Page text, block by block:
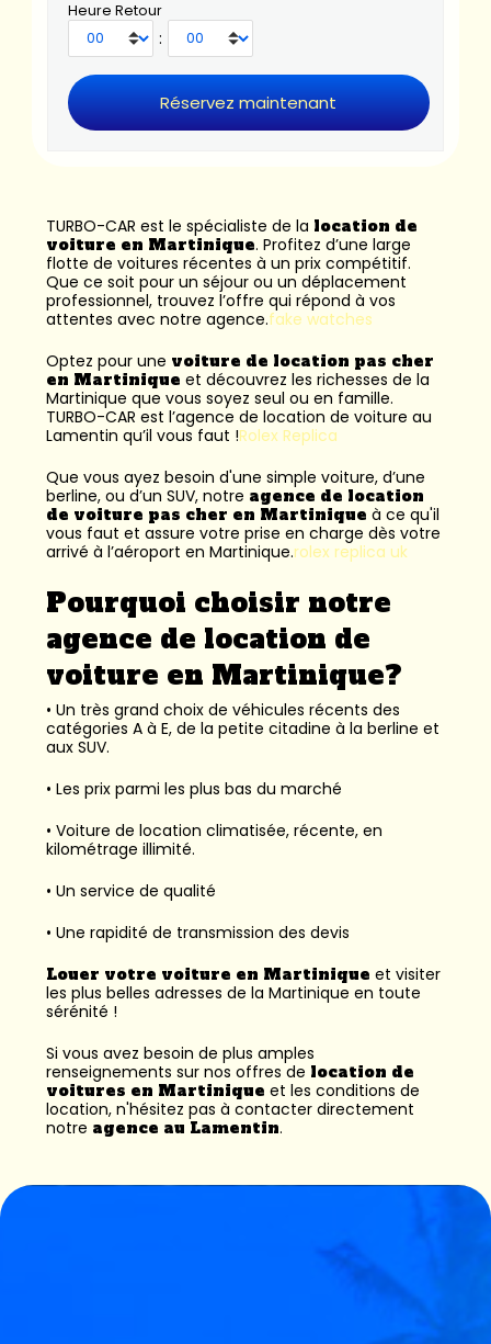
Heure Retour
:
TURBO-CAR est le spécialiste de la location de
voiture en Martinique. Profitez d’une large
flotte de voitures récentes à un prix compétitif.
Que ce soit pour un séjour ou un déplacement
professionnel, trouvez l’offre qui répond à vos
attentes avec notre agence.fake watches
Optez pour une voiture de location pas cher
en Martinique et découvrez les richesses de la
Martinique que vous soyez seul ou en famille.
TURBO-CAR est l’agence de location de voiture au
Lamentin qu’il vous faut !Rolex Replica
Que vous ayez besoin d'une simple voiture, d’une
berline, ou d’un SUV, notre agence de location
de voiture pas cher en Martinique à ce qu'il
vous faut et assure votre prise en charge dès votre
arrivé à l’aéroport en Martinique.rolex replica uk
Pourquoi choisir notre
agence de location de
voiture en Martinique?
• Un très grand choix de véhicules récents des
catégories A à E, de la petite citadine à la berline et
aux SUV.
• Les prix parmi les plus bas du marché
• Voiture de location climatisée, récente, en
kilométrage illimité.
• Un service de qualité
• Une rapidité de transmission des devis
Louer votre voiture en Martinique et visiter
les plus belles adresses de la Martinique en toute
sérénité !
Si vous avez besoin de plus amples
renseignements sur nos offres de location de
voitures en Martinique et les conditions de
location, n'hésitez pas à contacter directement
notre agence au Lamentin.